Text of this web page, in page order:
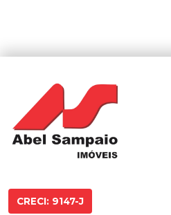
CRECI: 9147-J